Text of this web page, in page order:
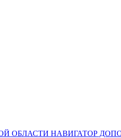
НАВИГАТОР